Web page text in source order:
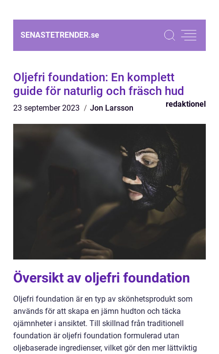
SENASTETRENDER.se
Oljefri foundation: En komplett
guide för naturlig och fräsch hud
23 september 2023 Jon Larsson redaktionel
Översikt av oljefri foundation
Oljefri foundation är en typ av skönhetsprodukt som
används för att skapa en jämn hudton och täcka
ojämnheter i ansiktet. Till skillnad från traditionell
foundation är oljefri foundation formulerad utan
oljebaserade ingredienser, vilket gör den mer lättviktig